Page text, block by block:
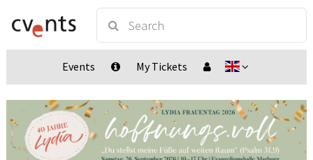
Events My Tickets